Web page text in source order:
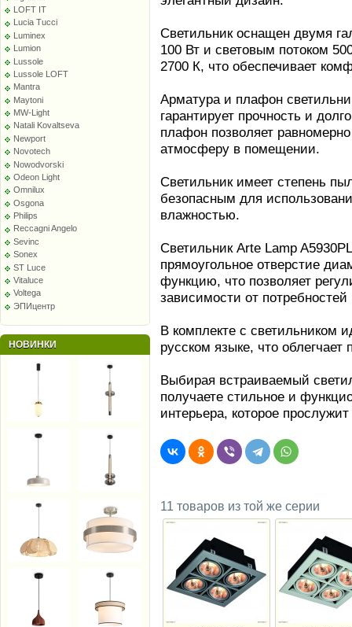
LOFT IT
Lucia Tucci
Luminex
Lumion
Lussole
Lussole LOFT
Mantra
Maytoni
MW-Light
Natali Kovaltseva
Newport
Novotech
Nowodvorski
Odeon Light
Omnilux
Osgona
Philips
Reccagni Angelo
Sevinc
Sonex
ST Luce
Vitaluce
Voltega
ЭПИцентр
НОВИНКИ
Светильник оснащен двумя
100 Вт и световым потоком
2700 К, что обеспечивает
Арматура и плафон
гарантирует прочность и
плафон позволяет
атмосферу в помещении.
Светильник имеет степень
безопасным для
влажностью.
Светильник Arte Lamp
прямоугольное отверстие
функцию, что позволяет
зависимости от
В комплекте с светильником
русском языке, что
Выбирая встраиваемый
получаете стильное и
интерьера, которое
11 товаров из той же серии